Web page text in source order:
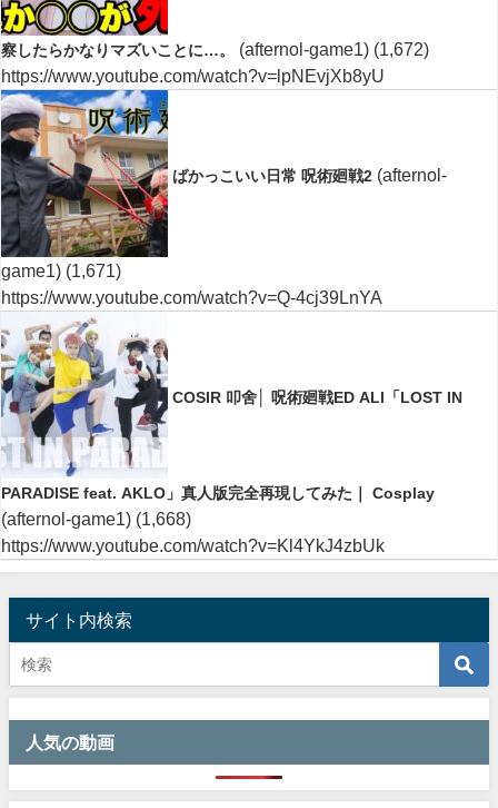
察したらかなりマズいことに…。 (afternol-game1) (1,672)
https://www.youtube.com/watch?v=lpNEvjXb8yU
ばかっこいい日常 呪術廻戦2 (afternol-
game1) (1,671)
https://www.youtube.com/watch?v=Q-4cj39LnYA
COSIR 叩舍│ 呪術廻戦ED ALI「LOST IN
PARADISE feat. AKLO」真人版完全再現してみた｜ Cosplay
(afternol-game1) (1,668)
https://www.youtube.com/watch?v=Kl4YkJ4zbUk
サイト内検索
人気の動画